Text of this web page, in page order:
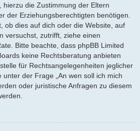
hierzu die Zustimmung der Eltern
der Erziehungsberechtigten benötigen.
ob dies auf dich oder die Website, auf
versuchst, zutrifft, ziehe einen
Bitte beachte, dass phpBB Limited
keine Rechtsberatung anbieten
für Rechtsangelegenheiten jeglicher
der Frage „An wen soll ich mich
oder juristische Anfragen zu diesem